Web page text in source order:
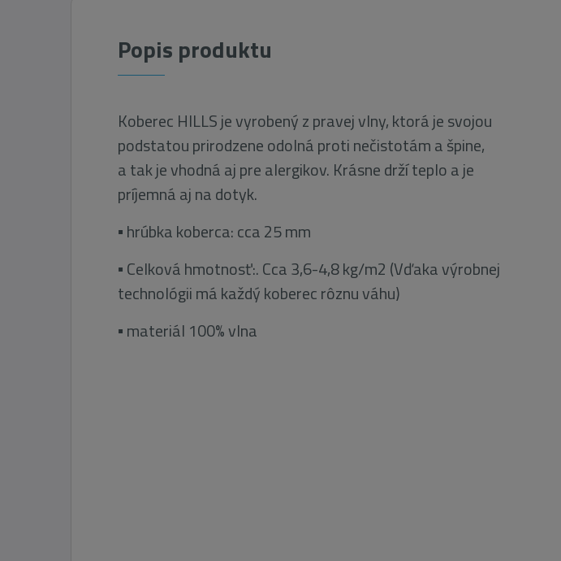
Popis produktu
Koberec HILLS je vyrobený z pravej vlny, ktorá je svojou
podstatou prirodzene odolná proti nečistotám a špine,
a tak je vhodná aj pre alergikov. Krásne drží teplo a je
príjemná aj na dotyk.
▪ hrúbka koberca: cca 25 mm
▪ Celková hmotnosť:. Cca 3,6-4,8 kg/m2 (Vďaka výrobnej
technológii má každý koberec rôznu váhu)
▪ materiál 100% vlna